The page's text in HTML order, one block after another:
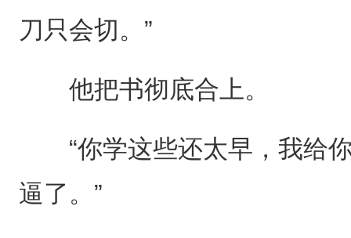
刀只会切。”
他把书彻底合上。
“你学这些还太早，我给你
逼了。”